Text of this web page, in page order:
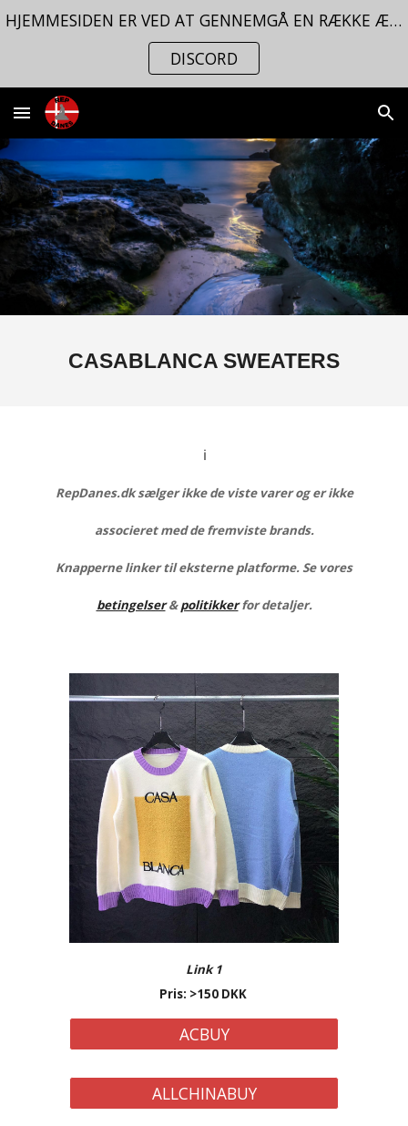
Skip to main content
HJEMMESIDEN ER VED AT GENNEMGÅ EN RÆKKE ÆNDRINGER. FØLG MED PÅ VORES
DISCORD
CASABLANCA SWEATERS
ℹ️
RepDanes.dk sælger ikke de viste varer og er ikke
associeret med de fremviste brands.
Knapperne linker til eksterne platforme. Se vores
betingelser& politikkerfor detaljer.
Link 1
Pris: >150DKK
ACBUY
ALLCHINABUY